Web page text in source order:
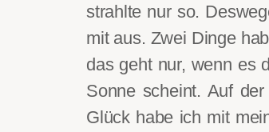
strahlte nur so.
mit aus. Zwei Dinge
das geht nur, wenn es
Sonne scheint. Auf
Glück habe ich mit